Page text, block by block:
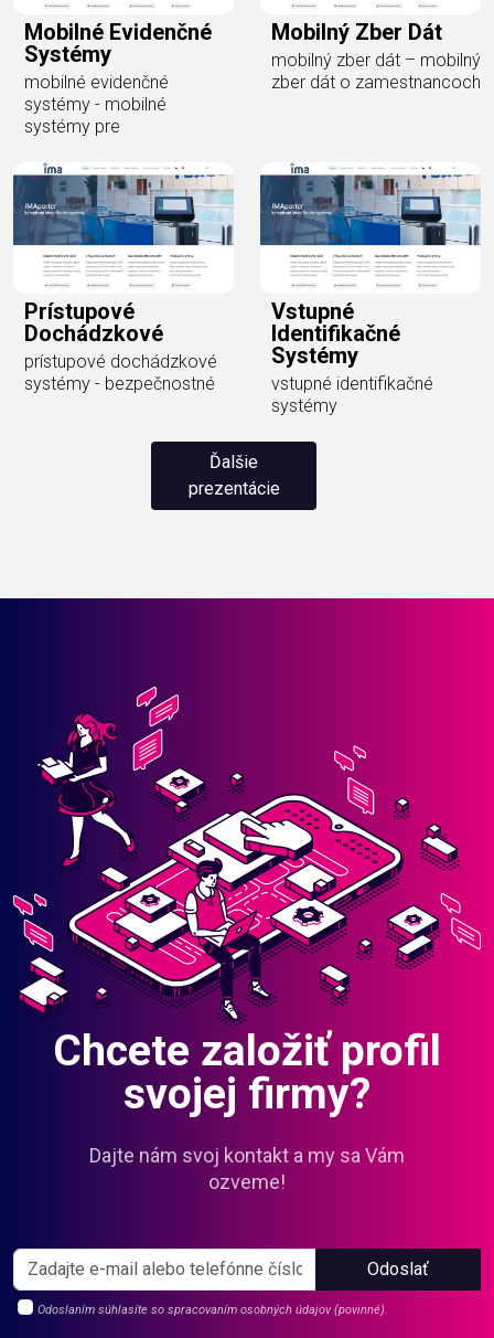
Mobilné Evidenčné
Systémy
mobilné evidenčné
systémy - mobilné
systémy pre
Mobilný Zber Dát
mobilný zber dát – mobilný
zber dát o zamestnancoch
Prístupové
Dochádzkové
prístupové dochádzkové
systémy - bezpečnostné
Vstupné
Identifikačné
Systémy
vstupné identifikačné
systémy
Ďalšie
prezentácie
Chcete založiť profil
svojej firmy?
Dajte nám svoj kontakt a my sa Vám
ozveme!
Odoslať
Odoslaním súhlasíte so spracovaním osobných údajov (povinné).